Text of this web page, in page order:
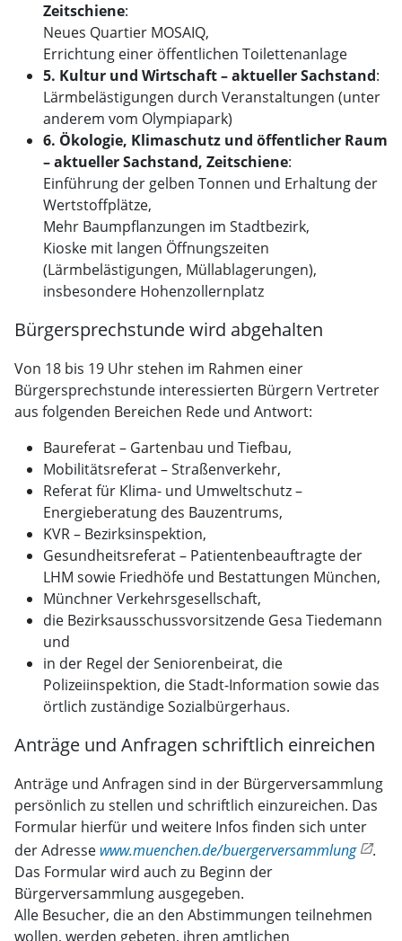
Zeitschiene:
Neues Quartier MOSAIQ,
Errichtung einer öffentlichen Toilettenanlage
5. Kultur und Wirtschaft – aktueller Sachstand:
Lärmbelästigungen durch Veranstaltungen (unter
anderem vom Olympiapark)
6. Ökologie, Klimaschutz und öffentlicher Raum
– aktueller Sachstand, Zeitschiene:
Einführung der gelben Tonnen und Erhaltung der
Wertstoffplätze,
Mehr Baumpflanzungen im Stadtbezirk,
Kioske mit langen Öffnungszeiten
(Lärmbelästigungen, Müllablagerungen),
insbesondere Hohenzollernplatz
Bürgersprechstunde wird abgehalten
Von 18 bis 19 Uhr stehen im Rahmen einer
Bürgersprechstunde interessierten Bürgern Vertreter
aus folgenden Bereichen Rede und Antwort:
Baureferat – Gartenbau und Tiefbau,
Mobilitätsreferat – Straßenverkehr,
Referat für Klima- und Umweltschutz –
Energieberatung des Bauzentrums,
KVR – Bezirksinspektion,
Gesundheitsreferat – Patientenbeauftragte der
LHM sowie Friedhöfe und Bestattungen München,
Münchner Verkehrsgesellschaft,
die Bezirksausschussvorsitzende Gesa Tiedemann
und
in der Regel der Seniorenbeirat, die
Polizeiinspektion, die Stadt-Information sowie das
örtlich zuständige Sozialbürgerhaus.
Anträge und Anfragen schriftlich einreichen
Anträge und Anfragen sind in der Bürgerversammlung
persönlich zu stellen und schriftlich einzureichen. Das
Formular hierfür und weitere Infos finden sich unter
der Adresse www.muenchen.de/buergerversammlung
.
Das Formular wird auch zu Beginn der
Bürgerversammlung ausgegeben.
Alle Besucher, die an den Abstimmungen teilnehmen
wollen, werden gebeten, ihren amtlichen